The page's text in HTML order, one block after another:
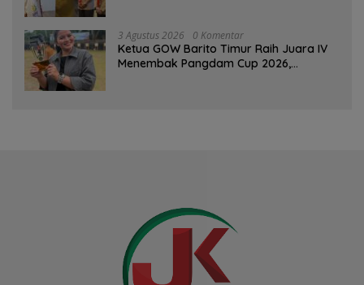
3 Agustus 2026 0 Komentar
Ketua GOW Barito Timur Raih Juara IV
Menembak Pangdam Cup 2026,